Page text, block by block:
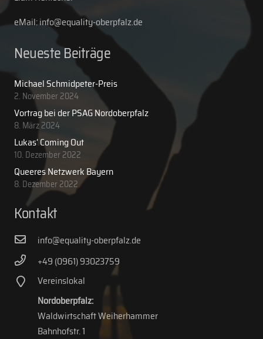
eMail: info@equality-oberpfalz.de
Neueste Beiträge
Michael Schmidpeter-Preis
2. November 2024
Vortrag bei der PSAG Nordoberpfalz
8. März 2024
Lukas‘ Coming Out
10. Dezember 2022
Queeres Netzwerk Bayern
8. Dezember 2022
Kontakt
info@equality-oberpfalz.de
+49 (0961) 93023759
Vereinslokal
Nordoberpfalz:
Waldwirtschaft Weiherhammer
Bahnhofstr. 1